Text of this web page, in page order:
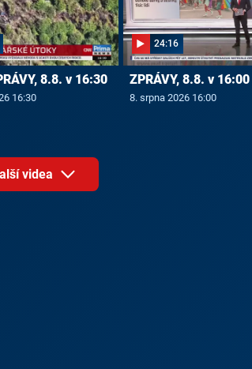
8.8. v 16:30
16:30
24:16
ZPRÁVY, 8.8. v 16:00
8. srpna 2026 16:00
videa